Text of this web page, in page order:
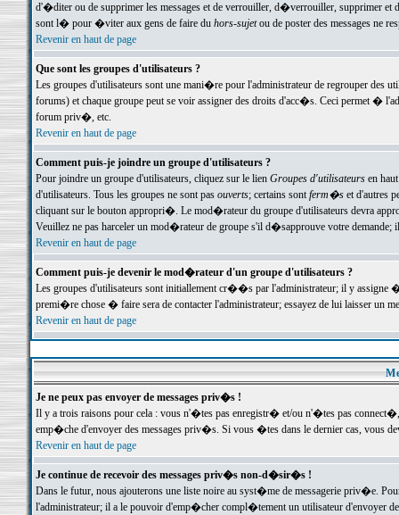
d'�diter ou de supprimer les messages et de verrouiller, d�verrouiller, supprimer
sont l� pour �viter aux gens de faire du hors-sujetou de poster des messages ne
Revenir en haut de page
Que sont les groupes d'utilisateurs ?
Les groupes d'utilisateurs sont une mani�re pour l'administrateur de regrouper des
forums) et chaque groupe peut se voir assigner des droits d'acc�s. Ceci permet
forum priv�, etc.
Revenir en haut de page
Comment puis-je joindre un groupe d'utilisateurs ?
Pour joindre un groupe d'utilisateurs, cliquez sur le lien Groupes d'utilisateursen haut
d'utilisateurs. Tous les groupes ne sont pas ouverts; certains sontferm�set d'autres
cliquant sur le bouton appropri�. Le mod�rateur du groupe d'utilisateurs devra
Veuillez ne pas harceler un mod�rateur de groupe s'il d�sapprouve votre demande;
Revenir en haut de page
Comment puis-je devenir le mod�rateur d'un groupe d'utilisateurs ?
Les groupes d'utilisateurs sont initiallement cr��s par l'administrateur; il y
premi�re chose � faire sera de contacter l'administrateur; essayez de lui laisser un
Revenir en haut de page
Je ne peux pas envoyer de messages priv�s !
Il y a trois raisons pour cela : vous n'�tes pas enregistr� et/ou n'�tes pas
emp�che d'envoyer des messages priv�s. Si vous �tes dans le dernier cas, vous
Revenir en haut de page
Je continue de recevoir des messages priv�s non-d�sir�s !
Dans le futur, nous ajouterons une liste noire au syst�me de messagerie priv�e.
l'administrateur; il a le pouvoir d'emp�cher compl�tement un utilisateur d'envoyer